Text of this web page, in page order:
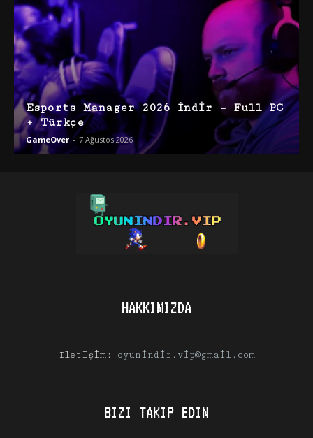
Esports Manager 2026 İndir – Full PC
+ Türkçe
GameOver - 7 Ağustos 2026
HAKKIMIZDA
İletişim: oyunindir.vip@gmail.com
BIZI TAKIP EDIN